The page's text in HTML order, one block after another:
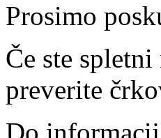
Prosimo
Če ste
preverite